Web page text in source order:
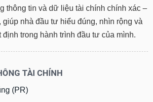
thông tin và dữ liệu tài chính chính xác –
giúp nhà đầu tư hiểu đúng, nhìn rộng và
trong hành trình đầu tư của mình.
TÀI CHÍNH
(PR)